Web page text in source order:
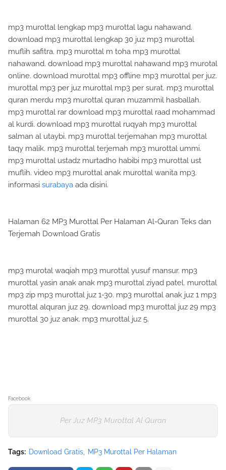
mp3 murottal lengkap mp3 murottal lagu nahawand.
download mp3 murottal lengkap 30 juz mp3 murottal
muflih safitra. mp3 murottal m toha mp3 murottal
nahawand. download mp3 murottal nahawand mp3 murotal
online. download murottal mp3 offline mp3 murottal per juz.
murottal mp3 per juz murottal mp3 per surat. mp3 murottal
quran merdu mp3 murottal quran muzammil hasballah.
mp3 murottal rar download mp3 murottal raad mohammad
al kurdi. download mp3 murottal ruqyah mp3 murottal
salman al utaybi. mp3 murottal terjemahan mp3 murottal
taqy malik. mp3 murottal terjemah mp3 murottal ummi.
mp3 murottal ustadz murtadho habibi mp3 murottal ust
muflih. video mp3 murottal anak murottal wanita mp3.
informasi surabaya ada disini.
Halaman 62 MP3 Murottal Per Halaman Al-Quran Teks dan
Terjemah Download Gratis
mp3 murotal waqiah mp3 murottal yusuf mansur. mp3
murottal yasin anak anak mp3 murottal ziyad patel. murottal
mp3 zip mp3 murottal juz 1-30. mp3 murottal anak juz 1 mp3
murottal alquran juz 29. download mp3 murottal juz 29 mp3
murottal 30 juz anak. mp3 murottal juz 5.
Facebook
Per Juz MP3 Murottal Al Quran
Tags: Download Gratis MP3 Murottal Per Halaman